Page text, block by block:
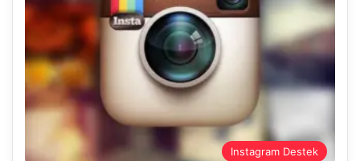
Instagram Destek